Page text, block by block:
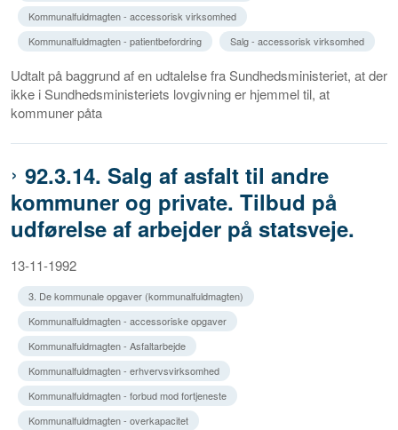
Kommunalfuldmagten - accessorisk virksomhed
Kommunalfuldmagten - patientbefordring
Salg - accessorisk virksomhed
Udtalt på baggrund af en udtalelse fra Sundhedsministeriet, at der
ikke i Sundhedsministeriets lovgivning er hjemmel til, at
kommuner påta
92.3.14. Salg af asfalt til andre
kommuner og private. Tilbud på
udførelse af arbejder på statsveje.
13-11-1992
3. De kommunale opgaver (kommunalfuldmagten)
Kommunalfuldmagten - accessoriske opgaver
Kommunalfuldmagten - Asfaltarbejde
Kommunalfuldmagten - erhvervsvirksomhed
Kommunalfuldmagten - forbud mod fortjeneste
Kommunalfuldmagten - overkapacitet